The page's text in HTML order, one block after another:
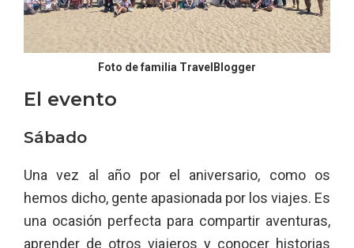
Foto de familia TravelBlogger
El evento
Sábado
Una vez al año por el aniversario, como os
hemos dicho, gente apasionada por los viajes. Es
una ocasión perfecta para compartir aventuras,
aprender de otros viajeros y conocer historias